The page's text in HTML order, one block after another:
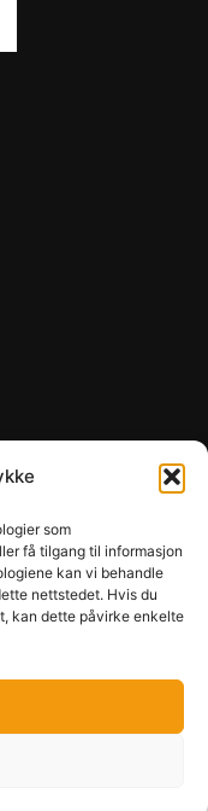
som
få tilgang til informasjon
kan vi behandle
nettstedet. Hvis du
kan dette påvirke enkelte